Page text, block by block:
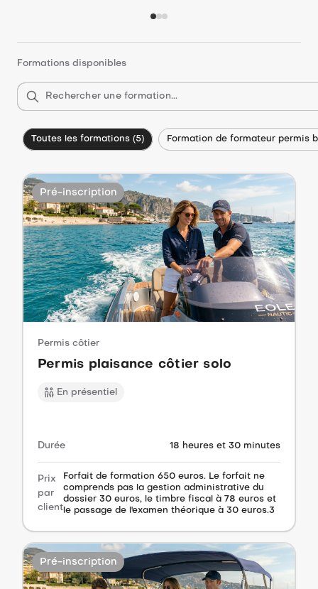
Formations disponibles
Rechercher une formation...
Toutes les formations (5) Formation de formateur permis
Pré-inscription
Permis côtier
Permis plaisance côtier solo
En présentiel
Durée 18 heures et 30 minutes
Prix
par
client
Forfait de formation 650 euros. Le forfait ne
comprends pas la gestion administrative du
dossier 30 euros, le timbre fiscal à 78 euros et
le passage de l'examen théorique à 30 euros.3
Pré-inscription